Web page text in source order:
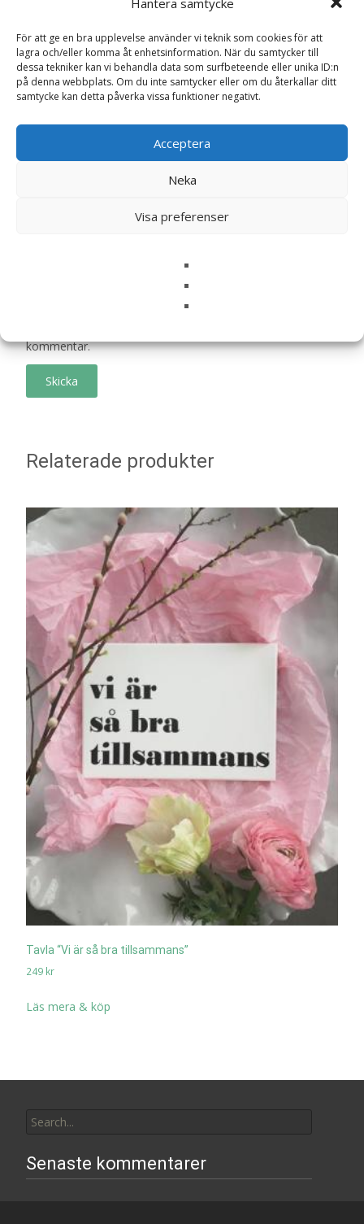
Hantera samtycke
För att ge en bra upplevelse använder vi teknik som cookies för att
lagra och/eller komma åt enhetsinformation. När du samtycker till
dessa tekniker kan vi behandla data som surfbeteende eller unika ID:n
på denna webbplats. Om du inte samtycker eller om du återkallar ditt
samtycke kan detta påverka vissa funktioner negativt.
Acceptera
Neka
Visa preferenser
är märkta*
Ditt betyg*
Spara mitt namn, min e-postadress och webbplats i
kommentar.
Relaterade produkter
Tavla “Vi är så bra tillsammans”
249 kr
Läs mera & köp
for:
Senaste kommentarer